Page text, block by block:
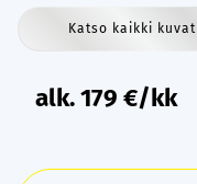
Katso kaikki kuvat
alk.179 €/kk